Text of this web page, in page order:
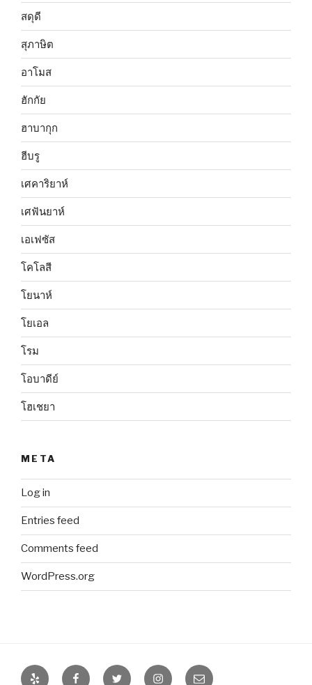
สดุดี
สุภาษิต
อาโมส
ฮักกัย
ฮาบากุก
ฮีบรู
เศคาริยาห์
เศฟันยาห์
เอเฟซัส
โคโลสี
โยนาห์
โยเอล
โรม
โอบาดีย์
โฮเชยา
META
Log in
Entries feed
Comments feed
WordPress.org
Yelp FacebookTwitter InstagramEmail